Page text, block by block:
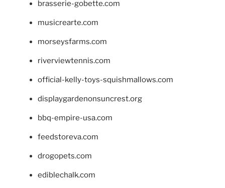
brasserie-gobette.com
musicrearte.com
morseysfarms.com
riverviewtennis.com
official-kelly-toys-squishmallows.com
displaygardenonsuncrest.org
bbq-empire-usa.com
feedstoreva.com
drogopets.com
ediblechalk.com